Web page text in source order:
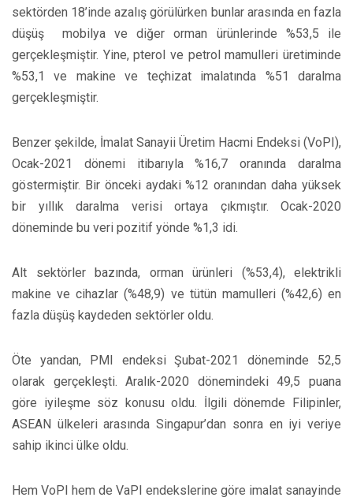
sektörden 18’inde azalış görülürken bunlar arasında en fazla
düşüş mobilya ve diğer orman ürünlerinde %53,5 ile
gerçekleşmiştir. Yine, pterol ve petrol mamulleri üretiminde
%53,1 ve makine ve teçhizat imalatında %51 daralma
gerçekleşmiştir.
Benzer şekilde, İmalat Sanayii Üretim Hacmi Endeksi (VoPI),
Ocak-2021 dönemi itibarıyla %16,7 oranında daralma
göstermiştir. Bir önceki aydaki %12 oranından daha yüksek
bir yıllık daralma verisi ortaya çıkmıştır. Ocak-2020
döneminde bu veri pozitif yönde %1,3 idi.
Alt sektörler bazında, orman ürünleri (%53,4), elektrikli
makine ve cihazlar (%48,9) ve tütün mamulleri (%42,6) en
fazla düşüş kaydeden sektörler oldu.
Öte yandan, PMI endeksi Şubat-2021 döneminde 52,5
olarak gerçekleşti. Aralık-2020 dönemindeki 49,5 puana
göre iyileşme söz konusu oldu. İlgili dönemde Filipinler,
ASEAN ülkeleri arasında Singapur’dan sonra en iyi veriye
sahip ikinci ülke oldu.
Hem VoPI hem de VaPI endekslerine göre imalat sanayinde